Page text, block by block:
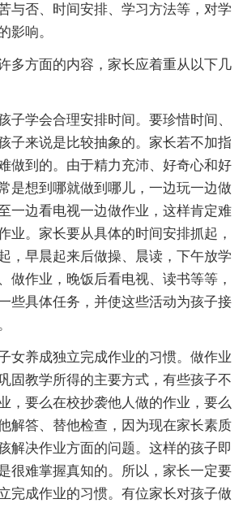
与否、时间安排、学习方法等，对学
影响。
方面的内容，家长应着重从以下几
学会合理安排时间。要珍惜时间、
子来说是比较抽象的。家长若不加指
做到的。由于精力充沛、好奇心和好
是想到哪就做到哪儿，一边玩一边做
一边看电视一边做作业，这样肯定难
业。家长要从具体的时间安排抓起，
，早晨起来后做操、晨读，下午放学
做作业，晚饭后看电视、读书等等，
些具体任务，并使这些活动为孩子接
养成独立完成作业的习惯。做作业
固教学所得的主要方式，有些孩子不
，要么在校抄袭他人做的作业，要么
解答、替他检查，因为现在家长素质
解决作业方面的问题。这样的孩子即
很难掌握真知的。所以，家长一定要
完成作业的习惯。有位家长对孩子做